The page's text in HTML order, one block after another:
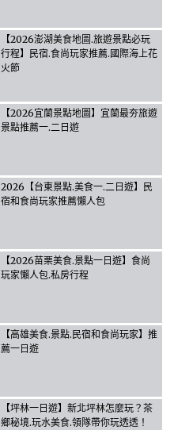
【2026澎湖美食地圖.旅遊景點必玩
行程】民宿.食尚玩家推薦.國際海上花
火節
【2026宜蘭景點地圖】宜蘭最夯旅遊
景點推薦一.二日遊
2026【台東景點.美食一.二日遊】民
宿和食尚玩家推薦懶人包
【2026苗栗美食.景點一日遊】食尚
玩家懶人包.私房行程
【高雄美食.景點.民宿和食尚玩家】推
薦一日遊
【坪林一日遊】新北坪林怎麼玩？茶
鄉秘境.玩水美食.領隊帶你玩透透！